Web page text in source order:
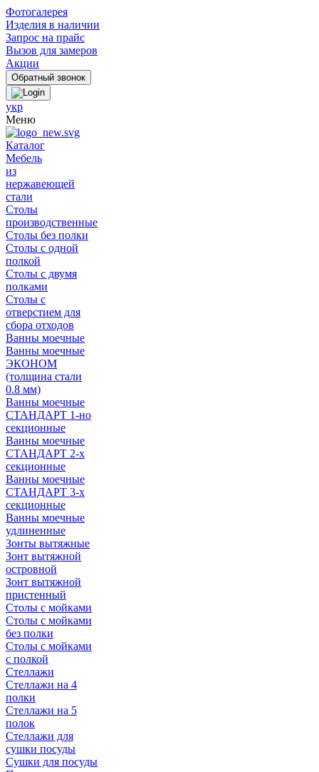
Фотогалерея
Изделия в наличии
Запрос на прайс
Вызов для замеров
Акции
укр
Меню
Каталог
Мебель
из
нержавеющей
стали
Столы
производственные
Столы без полки
Столы с одной
полкой
Столы с двумя
полками
Столы с
отверстием для
сбора отходов
Ванны моечные
Ванны моечные
ЭКОНОМ
(толщина стали
0.8 мм)
Ванны моечные
СТАНДАРТ 1-но
секционные
Ванны моечные
СТАНДАРТ 2-х
секционные
Ванны моечные
СТАНДАРТ 3-х
секционные
Ванны моечные
удлиненные
Зонты вытяжные
Зонт вытяжной
островной
Зонт вытяжной
пристенный
Столы с мойками
Столы с мойками
без полки
Столы с мойками
с полкой
Стеллажи
Стеллажи на 4
полки
Стеллажи на 5
полок
Стеллажи для
сушки посуды
Сушки для посуды